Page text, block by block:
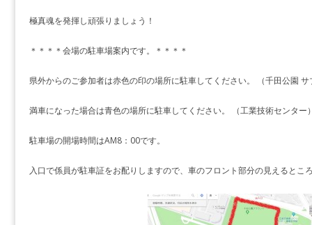
極真魂を発揮し頑張りましょう！
＊＊＊＊会場の駐車場案内です。＊＊＊＊
県外からのご参加者は赤色の印の場所に駐車してください。 （千田公園
満車になった場合は青色の場所に駐車してください。 （工業技術センター
駐車場の開場時間はAM8：00です。
入口で係員が駐車証をお配りしますので、車のフロント部分の見えるとこ